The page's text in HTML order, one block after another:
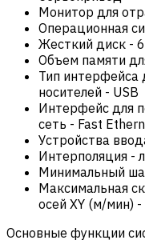
Монитор для
Операционная
Жесткий диск -
Объем памяти
Тип интерфейса
носителей - USB
Интерфейс для
сеть - Fast
Устройства
Интерполяция -
Минимальный
Максимальная
осей XY (м/мин) -
Основные функции